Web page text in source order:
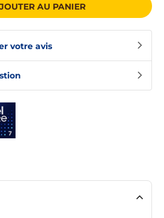
votre avis
AU PANIER